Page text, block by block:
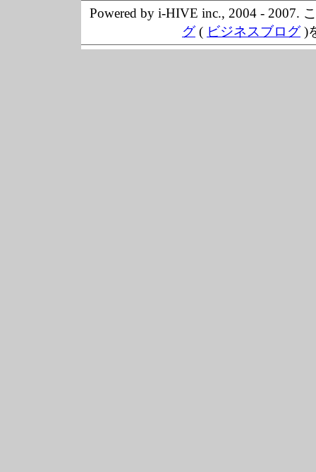
Powered by i-HIVE inc., 2004 - 2007.
グ( ビジネスブログ)